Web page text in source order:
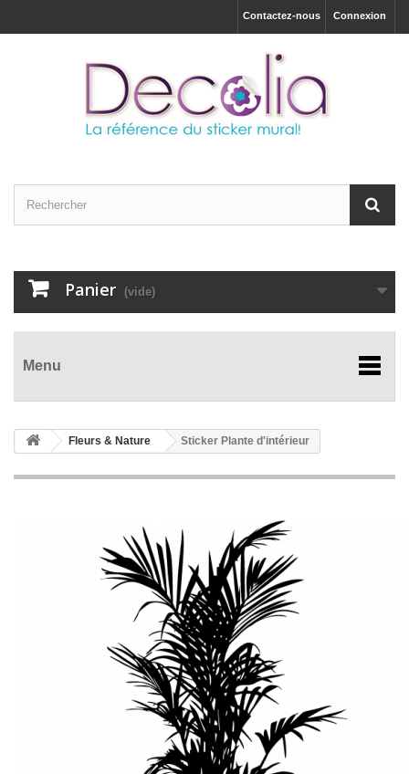
Connexion
Contactez-nous
Panier (vide)
Menu
Fleurs & Nature Sticker Plante d'intérieur